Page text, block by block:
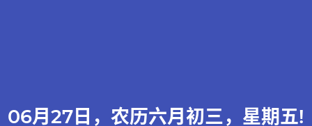
06月27日，农历六月初三，星期五!